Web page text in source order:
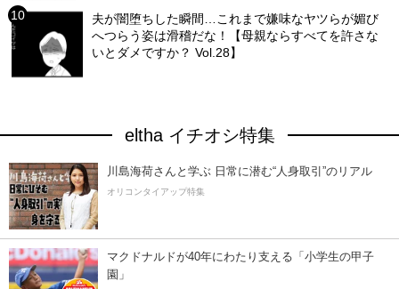
夫が闇堕ちした瞬間…これまで嫌味なヤツらが媚び
へつらう姿は滑稽だな！【母親ならすべてを許さな
いとダメですか？ Vol.28】
eltha イチオシ特集
川島海荷さんと学ぶ 日常に潜む“人身取引”のリアル
オリコンタイアップ特集
マクドナルドが40年にわたり支える「小学生の甲子
園」